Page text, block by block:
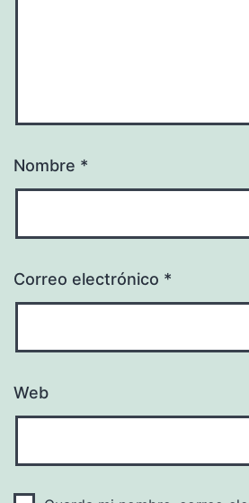
Nombre *
Correo electrónico *
Web